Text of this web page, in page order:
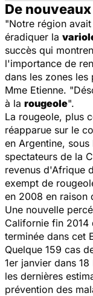
De
"Notre région
éradiquer la
succès qui
l'importance de
dans les zones
Mme Etienne.
à la rougeole".
La rougeole, plus
réapparue sur le
en Argentine,
spectateurs de la
revenus d'Afrique
exempt de
en 2008 en raison
Une nouvelle
Californie fin 2014
terminée dans cet
Quelque 159 cas
1er janvier dans
les dernières
prévention des